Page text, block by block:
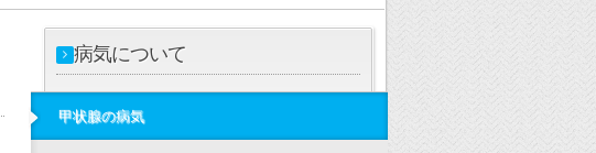
病気について
甲状腺の病気